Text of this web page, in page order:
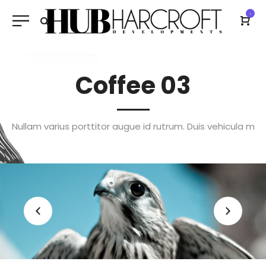
-
Coffee 03
Nullam varius porttitor augue id rutrum. Duis vehicula m